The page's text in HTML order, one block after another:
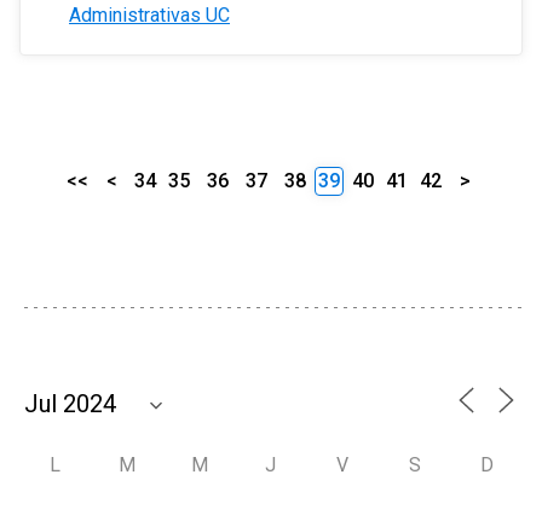
Administrativas UC
<< < 34 35 36 37 38 39 40 41 42 >
L M M J V S D